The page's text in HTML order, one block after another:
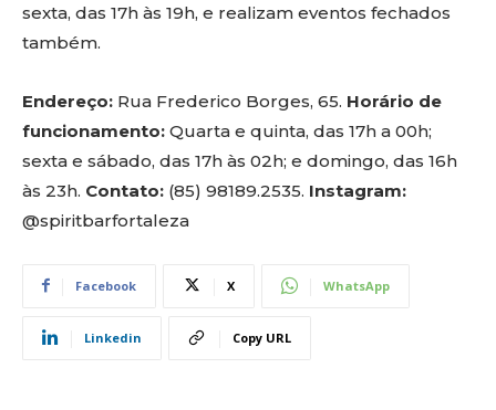
sexta, das 17h às 19h, e realizam eventos fechados
também.
Endereço: Rua Frederico Borges, 65. Horário de
funcionamento: Quarta e quinta, das 17h a 00h;
sexta e sábado, das 17h às 02h; e domingo, das 16h
às 23h. Contato: (85) 98189.2535. Instagram:
@spiritbarfortaleza
Facebook X WhatsApp
Linkedin Copy URL